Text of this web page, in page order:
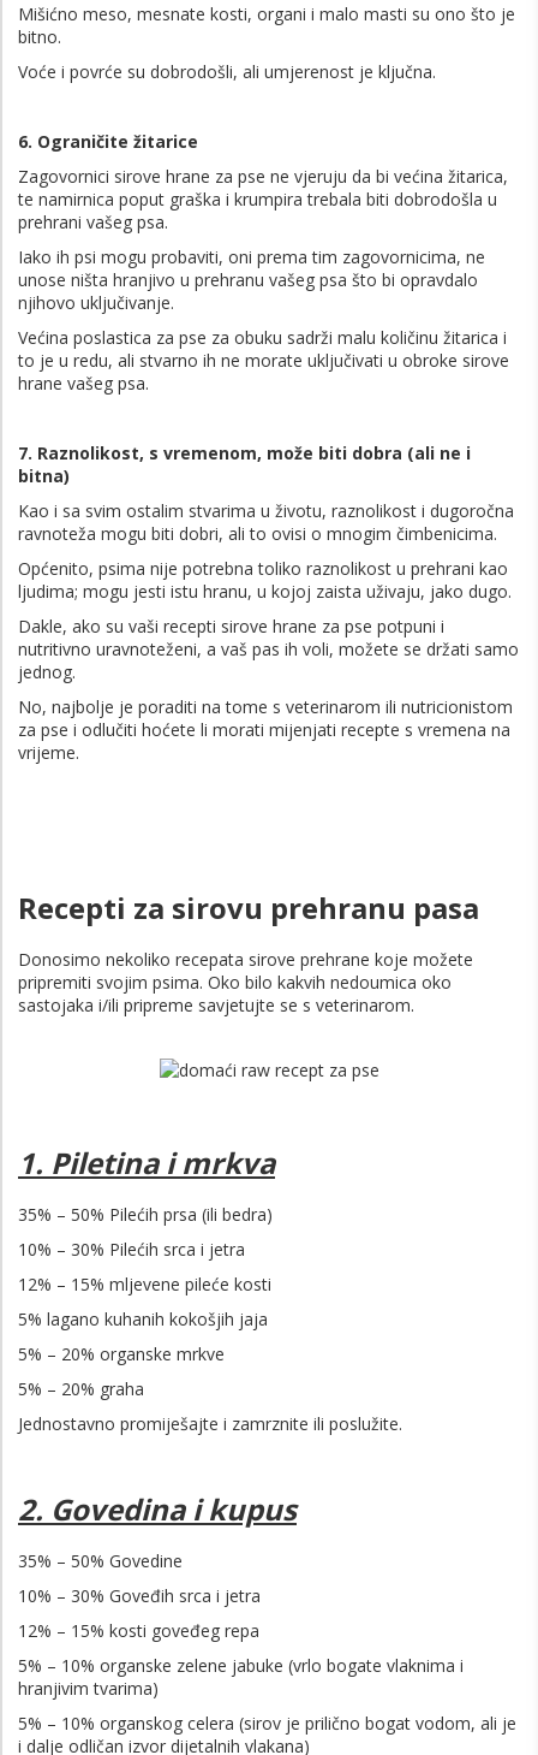
Mišićno meso, mesnate kosti, organi i malo masti su ono što je
bitno.
Voće i povrće su dobrodošli, ali umjerenost je ključna.
6. Ograničite žitarice
Zagovornici sirove hrane za pse ne vjeruju da bi većina žitarica,
te namirnica poput graška i krumpira trebala biti dobrodošla u
prehrani vašeg psa.
Iako ih psi mogu probaviti, oni prema tim zagovornicima, ne
unose ništa hranjivo u prehranu vašeg psa što bi opravdalo
njihovo uključivanje.
Većina poslastica za pse za obuku sadrži malu količinu žitarica i
to je u redu, ali stvarno ih ne morate uključivati ​​u obroke sirove
hrane vašeg psa.
7. Raznolikost, s vremenom, može biti dobra (ali ne i
bitna)
Kao i sa svim ostalim stvarima u životu, raznolikost i dugoročna
ravnoteža mogu biti dobri, ali to ovisi o mnogim čimbenicima.
Općenito, psima nije potrebna toliko raznolikost u prehrani kao
ljudima; mogu jesti istu hranu, u kojoj zaista uživaju, jako dugo.
Dakle, ako su vaši recepti sirove hrane za pse potpuni i
nutritivno uravnoteženi, a vaš pas ih voli, možete se držati samo
jednog.
No, najbolje je poraditi na tome s veterinarom ili nutricionistom
za pse i odlučiti hoćete li morati mijenjati recepte s vremena na
vrijeme.
Recepti za sirovu prehranu pasa
Donosimo nekoliko recepata sirove prehrane koje možete
pripremiti svojim psima. Oko bilo kakvih nedoumica oko
sastojaka i/ili pripreme savjetujte se s veterinarom.
1. Piletina i mrkva
35% – 50% Pilećih prsa (ili bedra)
10% – 30% Pilećih srca i jetra
12% – 15% mljevene pileće kosti
5% lagano kuhanih kokošjih jaja
5% – 20% organske mrkve
5% – 20% graha
Jednostavno promiješajte i zamrznite ili poslužite.
2. Govedina i kupus
35% – 50% Govedine
10% – 30% Goveđih srca i jetra
12% – 15% kosti goveđeg repa
5% – 10% organske zelene jabuke (vrlo bogate vlaknima i
hranjivim tvarima)
5% – 10% organskog celera (sirov je prilično bogat vodom, ali je
i dalje odličan izvor dijetalnih vlakana)